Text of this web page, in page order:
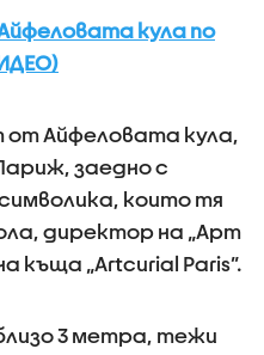
кула по
от Айфеловата кула,
заедно с
които тя
директор на „Арт
къща „Artcurial Paris”.
3 метра, тежи